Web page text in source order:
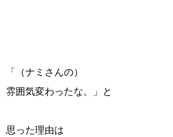
「（ナミさんの）
雰囲気変わったな。」と
思った理由は